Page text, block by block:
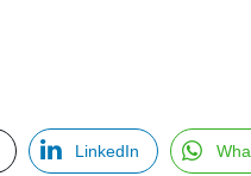
LinkedIn